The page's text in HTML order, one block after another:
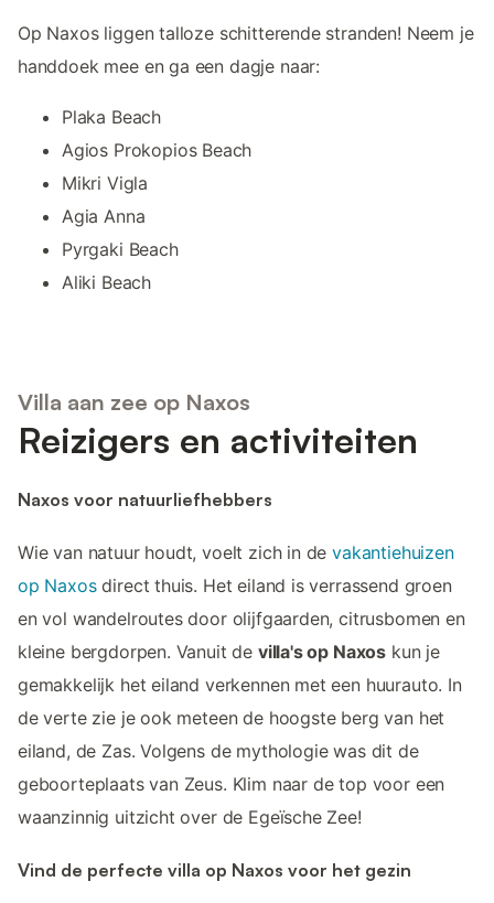
Op Naxos liggen talloze schitterende stranden! Neem je
handdoek mee en ga een dagje naar:
Plaka Beach
Agios Prokopios Beach
Mikri Vigla
Agia Anna
Pyrgaki Beach
Aliki Beach
Villa aan zee op Naxos
Reizigers en activiteiten
Naxos voor natuurliefhebbers
Wie van natuur houdt, voelt zich in devakantiehuizen
op Naxosdirect thuis. Het eiland is verrassend groen
en vol wandelroutes door olijfgaarden, citrusbomen en
kleine bergdorpen. Vanuit de villa's op Naxos kun je
gemakkelijk het eiland verkennen met een huurauto. In
de verte zie je ook meteen de hoogste berg van het
eiland, de Zas. Volgens de mythologie was dit de
geboorteplaats van Zeus. Klim naar de top voor een
waanzinnig uitzicht over de Egeïsche Zee!
Vind de perfecte villa op Naxos voor het gezin